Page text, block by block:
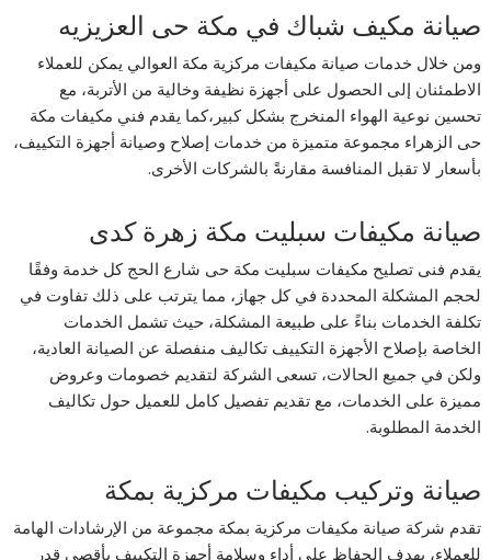
صيانة مكيف شباك في مكة حى العزيزيه
ومن خلال خدمات صيانة مكيفات مركزية مكة العوالي يمكن للعملاء
الاطمئنان إلى الحصول على أجهزة نظيفة وخالية من الأتربة، مع
تحسين نوعية الهواء المنخرج بشكل كبير،كما يقدم فني مكيفات مكة
حى الزهراء مجموعة متميزة من خدمات إصلاح وصيانة أجهزة التكييف،
بأسعار لا تقبل المنافسة مقارنةً بالشركات الأخرى.
صيانة مكيفات سبليت مكة زهرة كدى
يقدم فنى تصليح مكيفات سبليت مكة حى شارع الحج كل خدمة وفقًا
لحجم المشكلة المحددة في كل جهاز، مما يترتب على ذلك تفاوت في
تكلفة الخدمات بناءً على طبيعة المشكلة، حيث تشمل الخدمات
الخاصة بإصلاح الأجهزة التكييف تكاليف منفصلة عن الصيانة العادية،
ولكن في جميع الحالات، تسعى الشركة لتقديم خصومات وعروض
مميزة على الخدمات، مع تقديم تفصيل كامل للعميل حول تكاليف
الخدمة المطلوبة.
صيانة وتركيب مكيفات مركزية بمكة
تقدم شركة صيانة مكيفات مركزية بمكة مجموعة من الإرشادات الهامة
للعملاء، بهدف الحفاظ على أداء وسلامة أجهزة التكييف بأقصى قدر